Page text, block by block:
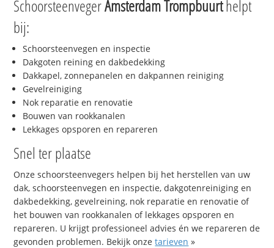
SchoorsteenvegerAmsterdam Trompbuurthelpt
bij:
Schoorsteenvegen en inspectie
Dakgoten reining en dakbedekking
Dakkapel, zonnepanelen en dakpannen reiniging
Gevelreiniging
Nok reparatie en renovatie
Bouwen van rookkanalen
Lekkages opsporen en repareren
Snel ter plaatse
Onze schoorsteenvegers helpen bij het herstellen van uw
dak, schoorsteenvegen en inspectie, dakgotenreiniging en
dakbedekking, gevelreining, nok reparatie en renovatie of
het bouwen van rookkanalen of lekkages opsporen en
repareren. U krijgt professioneel advies én we repareren de
gevonden problemen. Bekijk onzetarieven »